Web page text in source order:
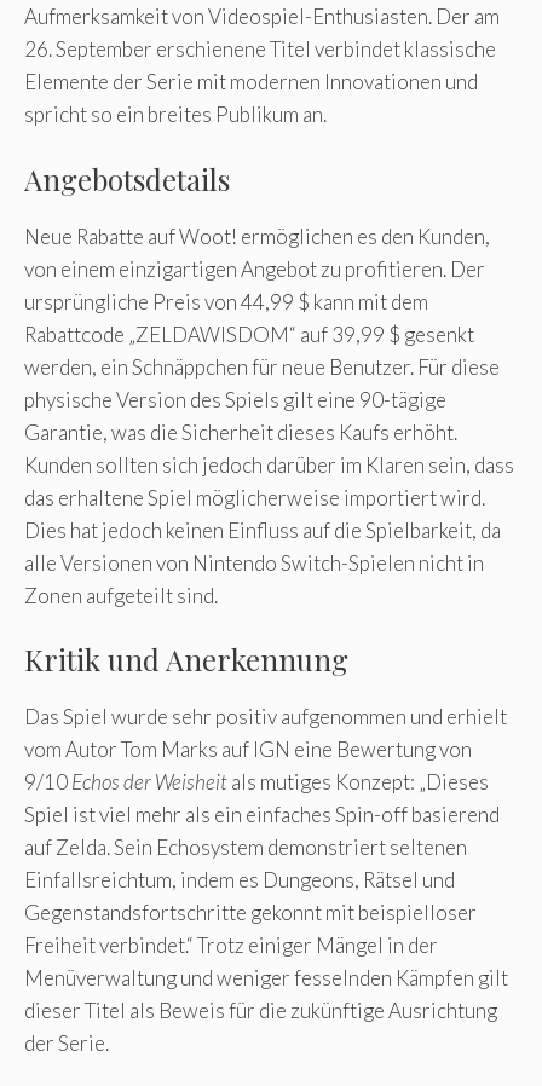
Aufmerksamkeit von Videospiel-Enthusiasten. Der am
26. September erschienene Titel verbindet klassische
Elemente der Serie mit modernen Innovationen und
spricht so ein breites Publikum an.
Angebotsdetails
Neue Rabatte auf Woot! ermöglichen es den Kunden,
von einem einzigartigen Angebot zu profitieren. Der
ursprüngliche Preis von 44,99 $ kann mit dem
Rabattcode „ZELDAWISDOM“ auf 39,99 $ gesenkt
werden, ein Schnäppchen für neue Benutzer. Für diese
physische Version des Spiels gilt eine 90-tägige
Garantie, was die Sicherheit dieses Kaufs erhöht.
Kunden sollten sich jedoch darüber im Klaren sein, dass
das erhaltene Spiel möglicherweise importiert wird.
Dies hat jedoch keinen Einfluss auf die Spielbarkeit, da
alle Versionen von Nintendo Switch-Spielen nicht in
Zonen aufgeteilt sind.
Kritik und Anerkennung
Das Spiel wurde sehr positiv aufgenommen und erhielt
vom Autor Tom Marks auf IGN eine Bewertung von
9/10Echos der Weisheitals mutiges Konzept: „Dieses
Spiel ist viel mehr als ein einfaches Spin-off basierend
auf Zelda. Sein Echosystem demonstriert seltenen
Einfallsreichtum, indem es Dungeons, Rätsel und
Gegenstandsfortschritte gekonnt mit beispielloser
Freiheit verbindet.“ Trotz einiger Mängel in der
Menüverwaltung und weniger fesselnden Kämpfen gilt
dieser Titel als Beweis für die zukünftige Ausrichtung
der Serie.